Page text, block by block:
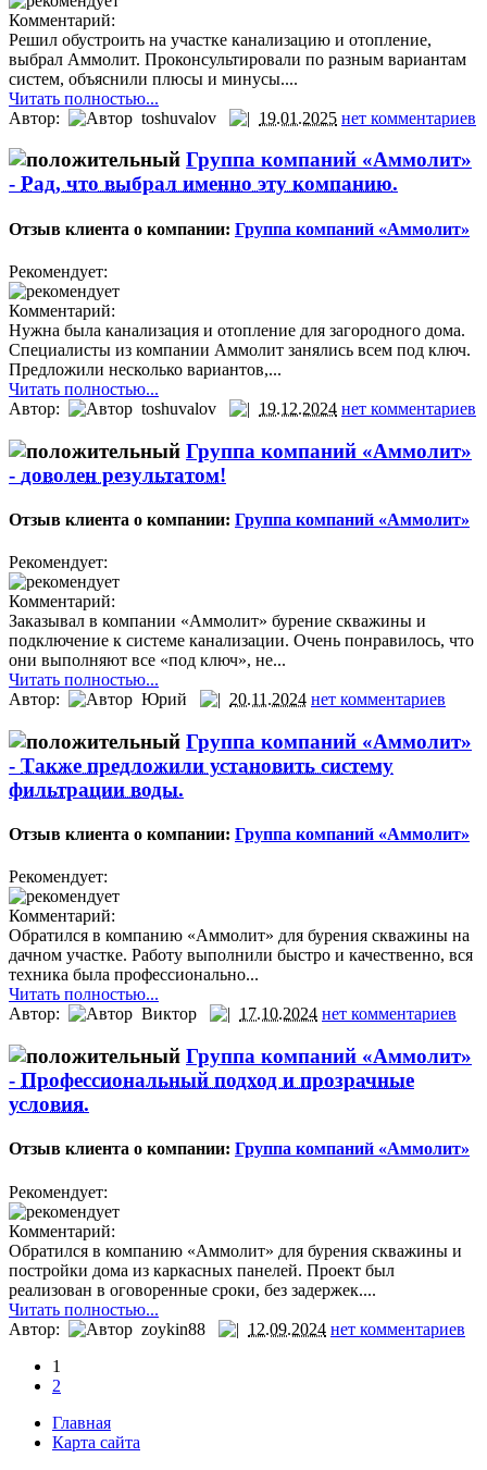
Комментарий:
Решил обустроить на участке канализацию и отопление,
выбрал Аммолит. Проконсультировали по разным вариантам
систем, объяснили плюсы и минусы....
Читать полностью...
Автор:
toshuvalov 19.01.2025 нет комментариев
Группа компаний «Аммолит»
- Рад, что выбрал именно эту компанию.
Отзыв клиента о компании: Группа компаний «Аммолит»
Рекомендует:
Комментарий:
Нужна была канализация и отопление для загородного дома.
Специалисты из компании Аммолит занялись всем под ключ.
Предложили несколько вариантов,...
Читать полностью...
Автор:
toshuvalov 19.12.2024 нет комментариев
Группа компаний «Аммолит»
- доволен результатом!
Отзыв клиента о компании: Группа компаний «Аммолит»
Рекомендует:
Комментарий:
Заказывал в компании «Аммолит» бурение скважины и
подключение к системе канализации. Очень понравилось, что
они выполняют все «под ключ», не...
Читать полностью...
Автор:
Юрий 20.11.2024 нет комментариев
Группа компаний «Аммолит»
- Также предложили установить систему
фильтрации воды.
Отзыв клиента о компании: Группа компаний «Аммолит»
Рекомендует:
Комментарий:
Обратился в компанию «Аммолит» для бурения скважины на
дачном участке. Работу выполнили быстро и качественно, вся
техника была профессионально...
Читать полностью...
Автор:
Виктор 17.10.2024 нет комментариев
Группа компаний «Аммолит»
- Профессиональный подход и прозрачные
условия.
Отзыв клиента о компании: Группа компаний «Аммолит»
Рекомендует:
Комментарий:
Обратился в компанию «Аммолит» для бурения скважины и
постройки дома из каркасных панелей. Проект был
реализован в оговоренные сроки, без задержек....
Читать полностью...
Автор:
zoykin88 12.09.2024 нет комментариев
1
2
Главная
Карта сайта